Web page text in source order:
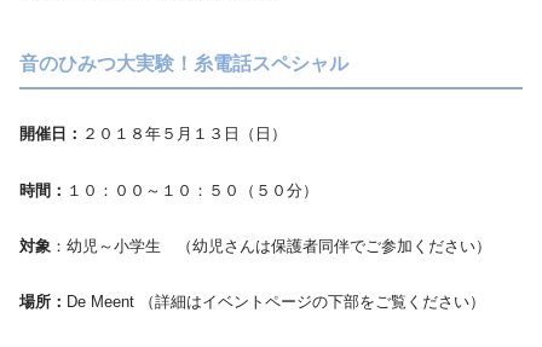
音のひみつ大実験！糸電話スペシャル
開催日： ２０１８年５月１３日（日）
時間： １０：００～１０：５０（５０分）
対象 ：幼児～小学生 （幼児さんは保護者同伴でご参加ください）
場所： De Meent （詳細はイベントページの下部をご覧ください）